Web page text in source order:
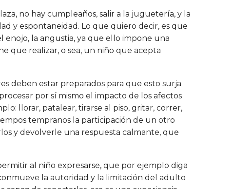
no hay cumpleaños, salir a la juguetería, y la
y espontaneidad. Lo que quiero decir, es que
enojo, la angustia, ya que ello impone una
que realizar, o sea, un niño que acepta
deben estar preparados para que esto surja
por sí mismo el impacto de los afectos
llorar, patalear, tirarse al piso, gritar, correr,
tempranos la participación de un otro
y devolverle una respuesta calmante, que
al niño expresarse, que por ejemplo diga
la autoridad y la limitación del adulto